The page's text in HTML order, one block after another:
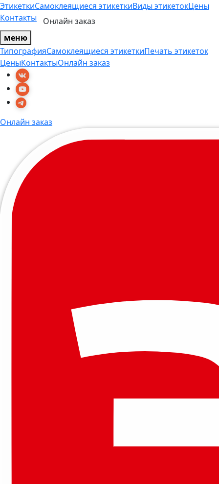
ЭтикеткиСамоклеящиеся этикеткиВиды этикетокЦены
Контакты
Онлайн заказ
меню
ТипографияСамоклеящиеся этикеткиПечать этикеток
ЦеныКонтактыОнлайн заказ
Онлайн заказ